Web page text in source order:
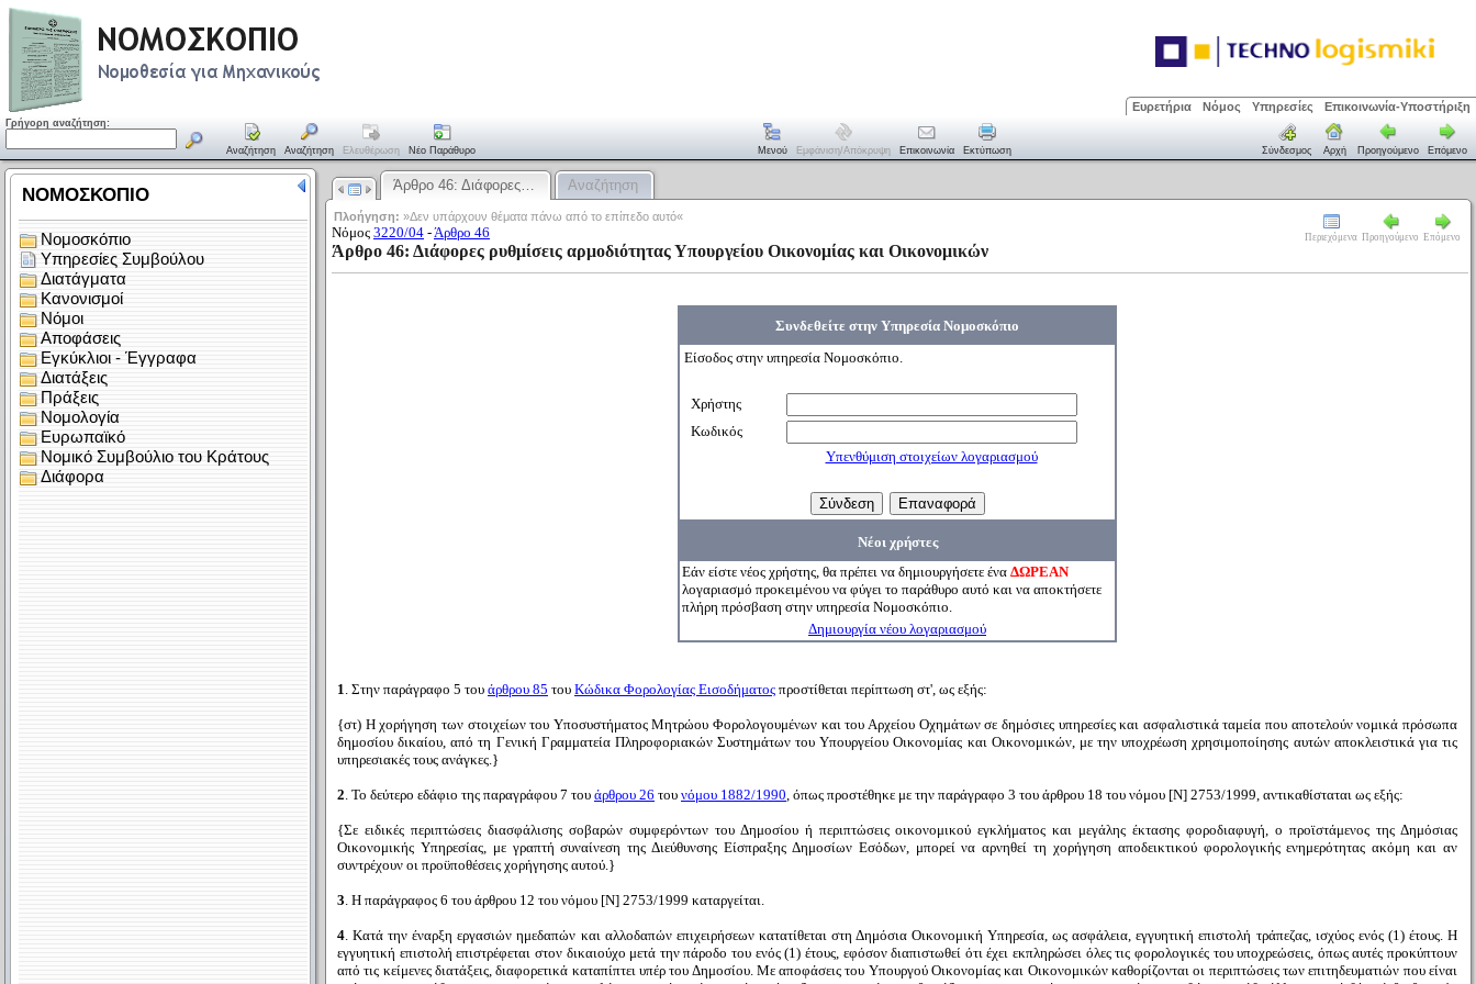
Ευρετήρια Νόμος Υπηρεσίες Επικοινωνία-Υποστήριξη
Γρήγορη αναζήτηση:
Αναζήτηση Αναζήτηση Ελευθέρωση Νέο Παράθυρο Μενού Εμφάνιση/απόκρυψη Επικοινωνία Εκτύπωση Σύνδεσμος Αρχή Προηγούμενο Επόμενο
Άρθρο 46: Διάφορες… Αναζήτηση